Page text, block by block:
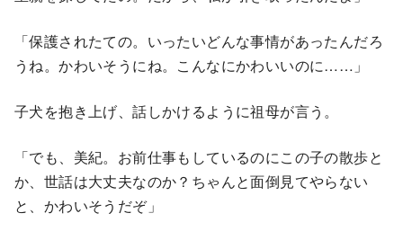
「保護されたての。いったいどんな事情があったんだろ
うね。かわいそうにね。こんなにかわいいのに……」
子犬を抱き上げ、話しかけるように祖母が言う。
「でも、美紀。お前仕事もしているのにこの子の散歩と
か、世話は大丈夫なのか？ちゃんと面倒見てやらない
と、かわいそうだぞ」